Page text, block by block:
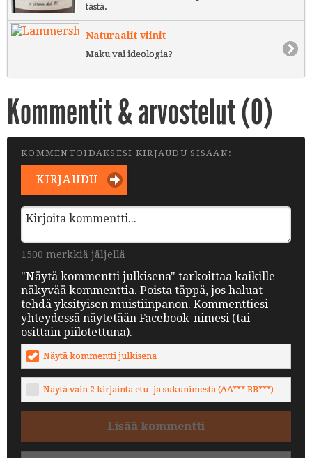
tästä.
Naturaalit viinit
Maku vai ideologia?
Kommentit & arvostelut (0)
KOMMENTOIDAKSESI KIRJAUDU SISÄÄN:
KIRJAUDU
1500 merkkiä jäljellä
"Näytä kommentti julkisena" tarkoittaa kaikille
näkyvää kommenttia. Poista täppä, jos haluat
tehdä yksityisen muistiinpanon. Kommenttiesi
yhteydessä näytetään Facebook-nimesi (tai
osittain piilotettuna).
Näytä kommentti julkisena
Näytä vain 2 kirjainta etu- ja sukunimestä (AA*** BB***)
Lisää kommentti